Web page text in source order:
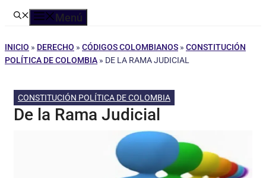
Menú
INICIO » DERECHO » CÓDIGOS COLOMBIANOS » CONSTITUCIÓN
POLÍTICA DE COLOMBIA » DE LA RAMA JUDICIAL
CONSTITUCIÓN POLÍTICA DE COLOMBIA
De la Rama Judicial